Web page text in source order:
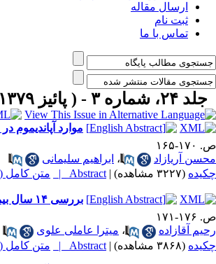
ارسال مقاله
ثبت نام
تماس با ما
جلد ۲۴، شماره ۳ - ( پائیز ۱۳۷۹ )
موارد آپاندیموم
ص. ۱۷۰-۱۶۵
محسن آریازاد
، ابراهیم سلیمانی
چکیده (۳۲۲۷ مشاهده) |
Abstract | متن کامل (PDF)
بررسی ۱۴ سال بیماری کرون در بیمارستان های آیت اله طالقانی و دی
ص. ۱۷۶-۱۷۱
رحیم آقازاده
، میترا عاملی علوی
چکیده (۳۸۶۸ مشاهده) |
Abstract | متن کامل (PDF)